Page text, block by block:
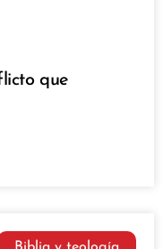
que